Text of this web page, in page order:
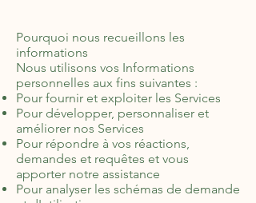
Pourquoi nous recueillons les
informations
Nous utilisons vos Informations
personnelles aux fins suivantes :
Pour fournir et exploiter les Services
Pour développer, personnaliser et
améliorer nos Services
Pour répondre à vos réactions,
demandes et requêtes et vous
apporter notre assistance
Pour analyser les schémas de demande